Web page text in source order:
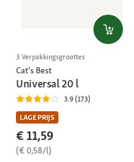
3 Verpakkingsgroottes
Cat's Best
Universal 20 l
3.9 (173)
LAGE PRIJS
€ 11,59
(€ 0,58/l)